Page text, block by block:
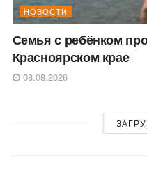
НОВОСТИ
Семья с ребёнком
Красноярском крае
08.08.2026